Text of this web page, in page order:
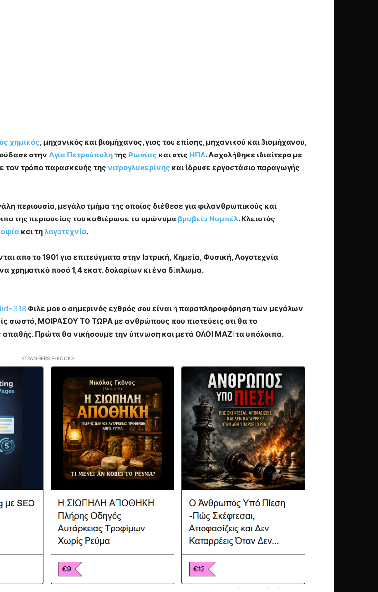
χημικός, μηχανικός και βιομήχανος, γιος του επίσης, μηχανικού και βιομήχανου,
στην Αγία Πετρούπολητης Ρωσίας και στις ΗΠΑ. Ασχολήθηκε ιδιαίτερα με
τον τρόπο παρασκευής της νιτρογλυκερίνης και ίδρυσε εργοστάσιο παραγωγής
περιουσία, μεγάλο τμήμα της οποίας διέθεσε για φιλανθρωπικούς και
της περιουσίας του καθιέρωσε τα ομώνυμα βραβεία Νομπέλ. Κλειστός
και τηλογοτεχνία.
απο το1901 για επιτεύγματα στην Ιατρική, Χημεία, Φυσική, Λογοτεχνία
χρηματικό ποσό1,4 εκατ. δολαρίων κι ένα δίπλωμα.
Φιλε μου ο σημερινός εχθρός σου είναι η παραπληροφόρηση των μεγάλων
σωστό, ΜΟΙΡΆΣΟΥ ΤΟ ΤΩΡΑ με ανθρώπους που πιστεύεις οτι θα το
Πρώτα θα νικήσουμε την ύπνωση και μετά ΟΛΟΙ ΜΑΖΙ τα υπόλοιπα.
STRANGERS E-BOOKS